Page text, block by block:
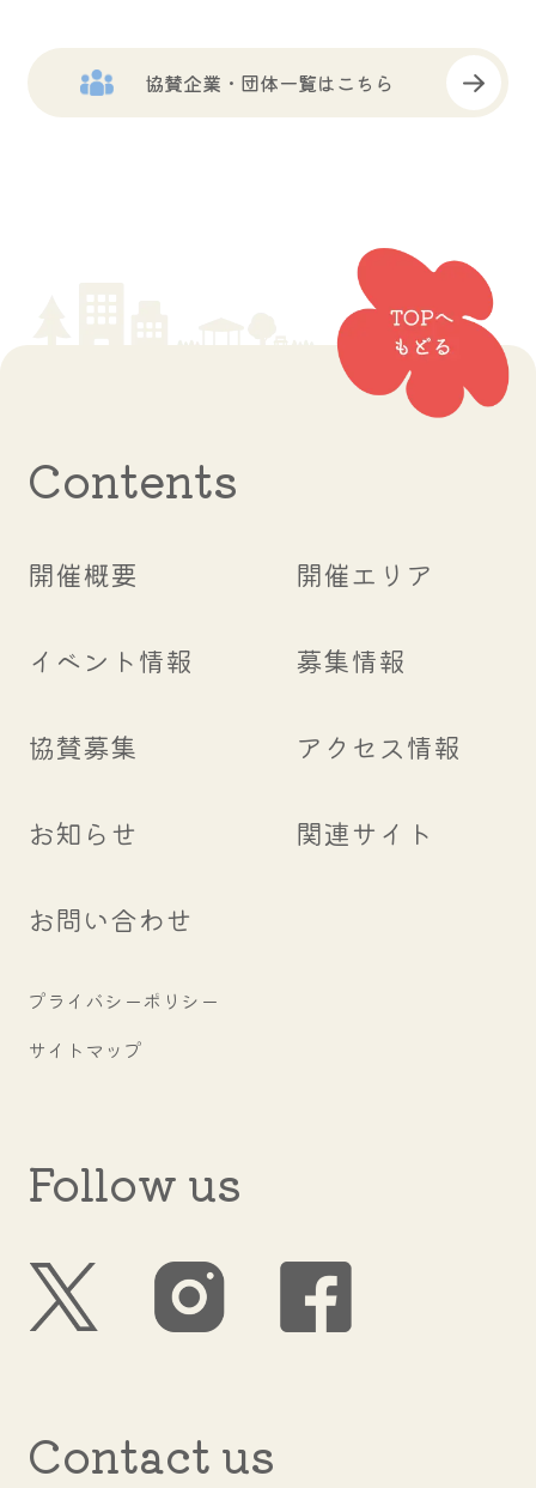
協賛企業・団体一覧はこちら
Contents
開催概要 開催エリア
イベント情報 募集情報
協賛募集 アクセス情報
お知らせ 関連サイト
お問い合わせ
プライバシーポリシー
サイトマップ
Follow us
Contact us